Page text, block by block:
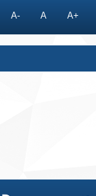
A- A A+